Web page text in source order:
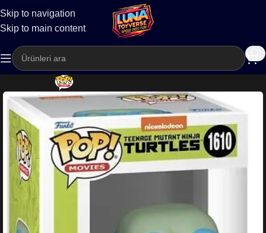
Skip to navigation
Skip to main content
Kargo